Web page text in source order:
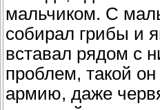
мальчиком. С
собирал грибы и
вставал рядом с
проблем, такой
армию, даже